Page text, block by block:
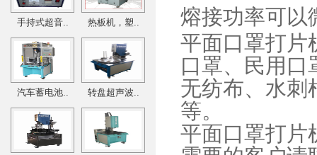
手持式超音.. 热板机，塑..
汽车蓄电池.. 转盘超声波..
熔接功率可以
平面口罩打片
口罩、民用口
无纺布、水刺
等。​
平面口罩打片